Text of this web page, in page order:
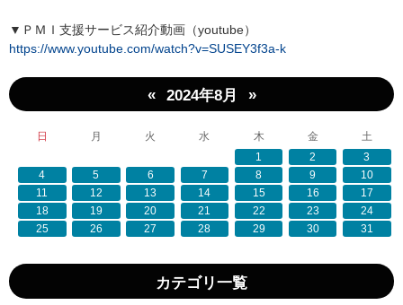
▼ＰＭＩ支援サービス紹介動画（youtube）
https://www.youtube.com/watch?v=SUSEY3f3a-k
« 2024年8月 »
日 月 火 水 木 金
土
1
2
3
4
5 6 7 8 9
10
11
12 13 14 15 16
17
18
19 20 21 22 23
24
25
26 27 28 29 30 31
カテゴリ一覧